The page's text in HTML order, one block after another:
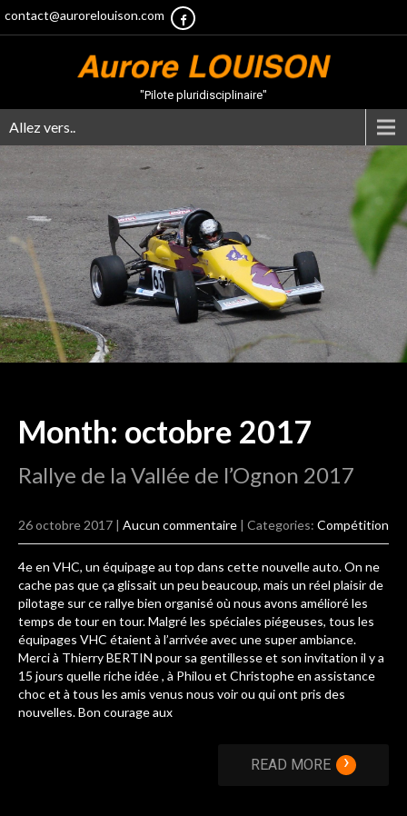
contact@aurorelouison.com
"Pilote pluridisciplinaire"
Allez vers..
Month: octobre 2017
Rallye de la Vallée de l’Ognon 2017
26 octobre 2017 | Aucun commentaire | Categories: Compétition
4e en VHC, un équipage au top dans cette nouvelle auto. On ne
cache pas que ça glissait un peu beaucoup, mais un réel plaisir de
pilotage sur ce rallye bien organisé où nous avons amélioré les
temps de tour en tour. Malgré les spéciales piégeuses, tous les
équipages VHC étaient à l’arrivée avec une super ambiance.
Merci à Thierry BERTIN pour sa gentillesse et son invitation il y a
15 jours quelle riche idée , à Philou et Christophe en assistance
choc et à tous les amis venus nous voir ou qui ont pris des
nouvelles. Bon courage aux
READ MORE ›